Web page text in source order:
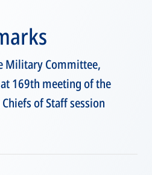
Military Committee,
169th meeting of the
of Staff session